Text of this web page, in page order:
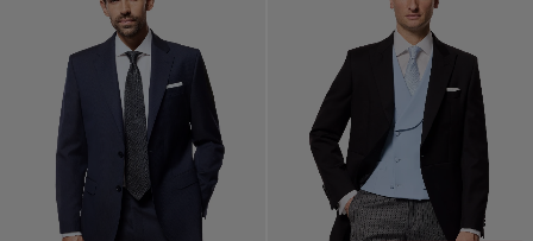
Weiß
The Vitale Barberis Canonico Mill